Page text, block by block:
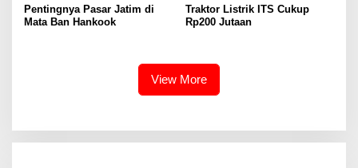
Pentingnya Pasar Jatim di
Mata Ban Hankook
Traktor Listrik ITS Cukup
Rp200 Jutaan
View More